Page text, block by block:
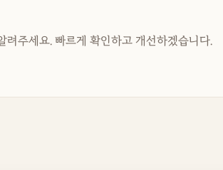
주세요. 빠르게 확인하고 개선하겠습니다.